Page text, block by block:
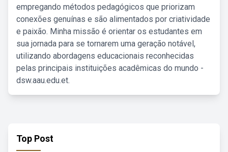
empregando métodos pedagógicos que priorizam
conexões genuínas e são alimentados por criatividade
e paixão. Minha missão é orientar os estudantes em
sua jornada para se tornarem uma geração notável,
utilizando abordagens educacionais reconhecidas
pelas principais instituições acadêmicas do mundo -
dsw.aau.edu.et.
Top Post